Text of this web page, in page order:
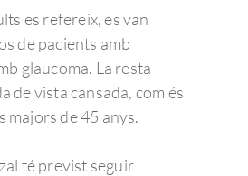
es refereix, es van
de pacients amb
glaucoma. La resta
de vista cansada, com és
majors de 45 anys.
té previst seguir